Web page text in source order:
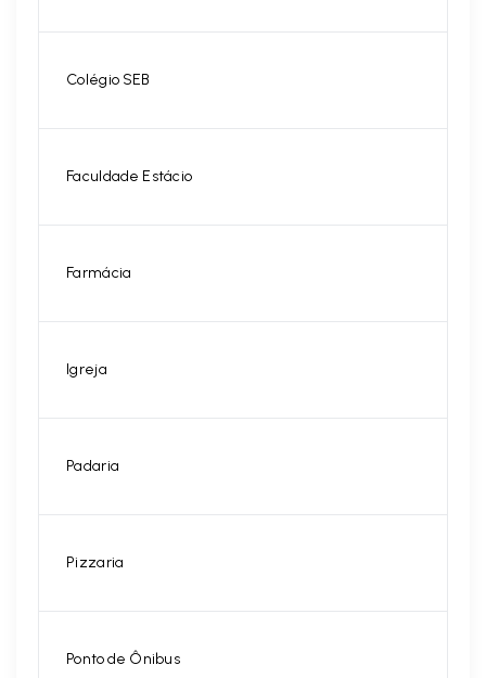
Colégio SEB
Faculdade Estácio
Farmácia
Igreja
Padaria
Pizzaria
Ponto de Ônibus